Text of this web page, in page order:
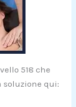
518 che
soluzione qui: